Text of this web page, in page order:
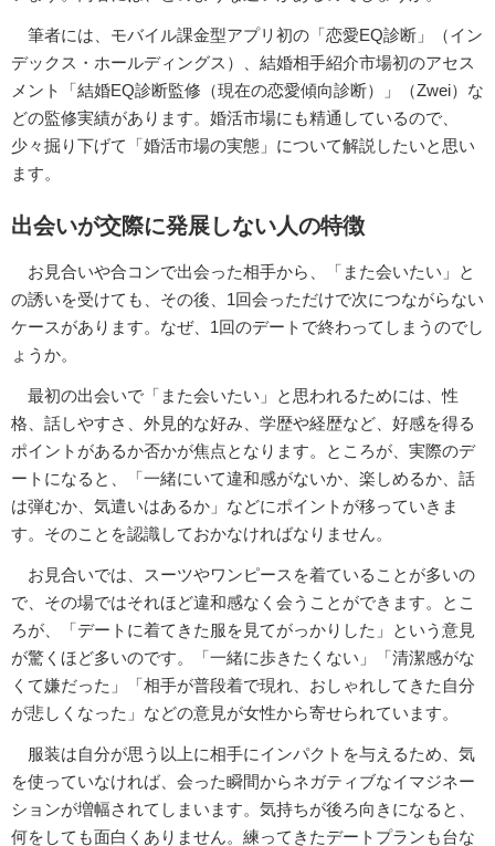
筆者には、モバイル課金型アプリ初の「恋愛EQ診断」（イン
デックス・ホールディングス）、結婚相手紹介市場初のアセス
メント「結婚EQ診断監修（現在の恋愛傾向診断）」（Zwei）な
どの監修実績があります。婚活市場にも精通しているので、
少々掘り下げて「婚活市場の実態」について解説したいと思い
ます。
出会いが交際に発展しない人の特徴
お見合いや合コンで出会った相手から、「また会いたい」と
の誘いを受けても、その後、1回会っただけで次につながらない
ケースがあります。なぜ、1回のデートで終わってしまうのでし
ょうか。
最初の出会いで「また会いたい」と思われるためには、性
格、話しやすさ、外見的な好み、学歴や経歴など、好感を得る
ポイントがあるか否かが焦点となります。ところが、実際のデ
ートになると、「一緒にいて違和感がないか、楽しめるか、話
は弾むか、気遣いはあるか」などにポイントが移っていきま
す。そのことを認識しておかなければなりません。
お見合いでは、スーツやワンピースを着ていることが多いの
で、その場ではそれほど違和感なく会うことができます。とこ
ろが、「デートに着てきた服を見てがっかりした」という意見
が驚くほど多いのです。「一緒に歩きたくない」「清潔感がな
くて嫌だった」「相手が普段着で現れ、おしゃれしてきた自分
が悲しくなった」などの意見が女性から寄せられています。
服装は自分が思う以上に相手にインパクトを与えるため、気
を使っていなければ、会った瞬間からネガティブなイマジネー
ションが増幅されてしまいます。気持ちが後ろ向きになると、
何をしても面白くありません。練ってきたデートプランも台な